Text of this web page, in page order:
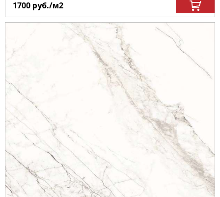
1700 руб./м2